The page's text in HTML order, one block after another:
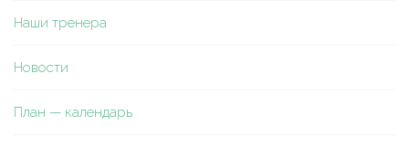
Наши тренера
Новости
План — календарь